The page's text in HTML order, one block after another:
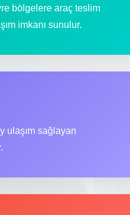
bölgelere araç teslim
imkanı sunulur.
ulaşım sağlayan